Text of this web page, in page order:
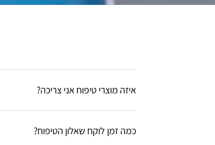
איזה מוצרי טיפוח אני צריכה?
כמה זמן לוקח שאלון הטיפוח?